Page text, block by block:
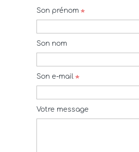
Son prénom
Son nom
Son e-mail
Votre message